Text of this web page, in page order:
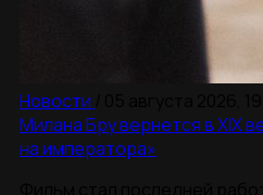
Новости
Милана Бру вернется в XIX
на императора»